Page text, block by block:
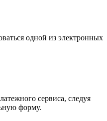
одной из электронных
сервиса, следуя
форму.